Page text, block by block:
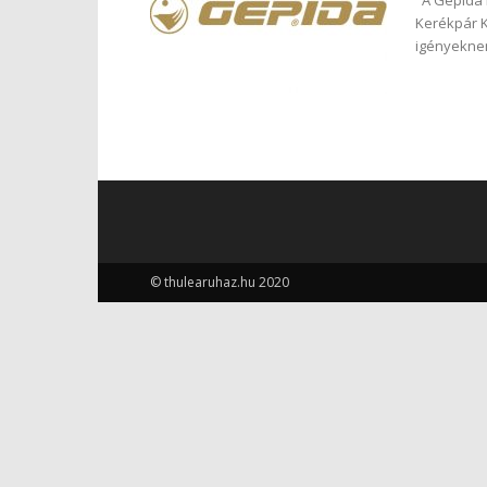
Kerékpár
© thulearuhaz.hu 2020